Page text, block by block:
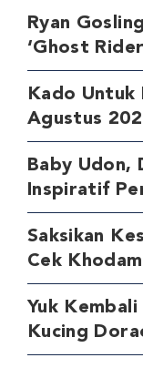
Ryan
‘Ghost
Kado Untuk
Agustus
Baby Udon,
Inspiratif
Saksikan
Cek
Yuk
Kucing